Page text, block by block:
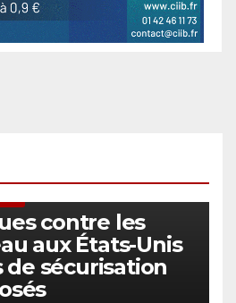
contre les
aux États-Unis
de sécurisation